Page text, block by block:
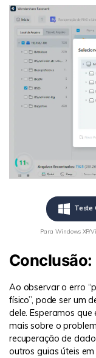
Teste
Para Windows XP/
Conclusão:
Ao observar o erro
físico”, pode ser um
dele. Esperamos
mais sobre o
recuperação de
outros guias úteis